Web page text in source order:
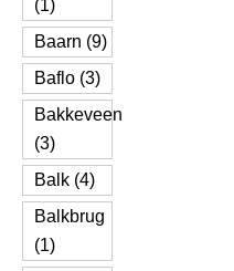
(1)
Baarn (9)
Baflo (3)
Bakkeveen
(3)
Balk (4)
Balkbrug
(1)